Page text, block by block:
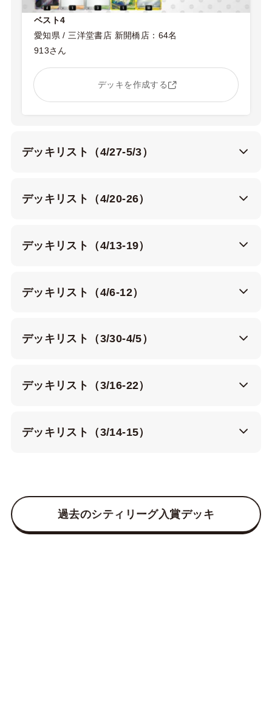
ベスト4
愛知県 / 三洋堂書店 新開橋店：64名
913さん
デッキを作成する
デッキリスト（4/27-5/3）
デッキリスト（4/20-26）
デッキリスト（4/13-19）
デッキリスト（4/6-12）
デッキリスト（3/30-4/5）
デッキリスト（3/16-22）
デッキリスト（3/14-15）
過去のシティリーグ入賞デッキ